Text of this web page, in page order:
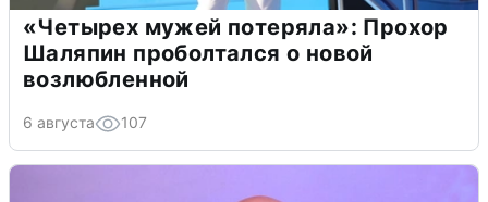
«Четырех мужей потеряла»: Прохор
Шаляпин проболтался о новой
возлюбленной
6 августа 107